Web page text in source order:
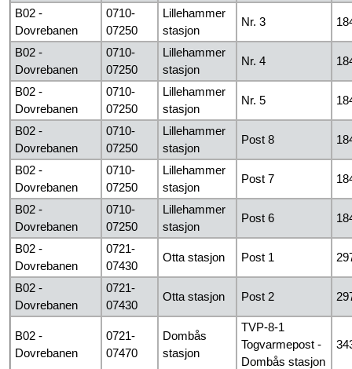
B02 -
Dovrebanen
0710-
07250
Lillehammer
stasjon
Nr. 3
B02 -
Dovrebanen
0710-
07250
Lillehammer
stasjon
Nr. 4
B02 -
Dovrebanen
0710-
07250
Lillehammer
stasjon
Nr. 5
B02 -
Dovrebanen
0710-
07250
Lillehammer
stasjon
Post 8
B02 -
Dovrebanen
0710-
07250
Lillehammer
stasjon
Post 7
B02 -
Dovrebanen
0710-
07250
Lillehammer
stasjon
Post 6
B02 -
Dovrebanen
0721-
07430
Otta stasjon Post 1
B02 -
Dovrebanen
0721-
07430
Otta stasjon Post 2
B02 -
Dovrebanen
0721-
07470
Dombås
stasjon
TVP-8-1
Togvarmepost -
Dombås stasjon